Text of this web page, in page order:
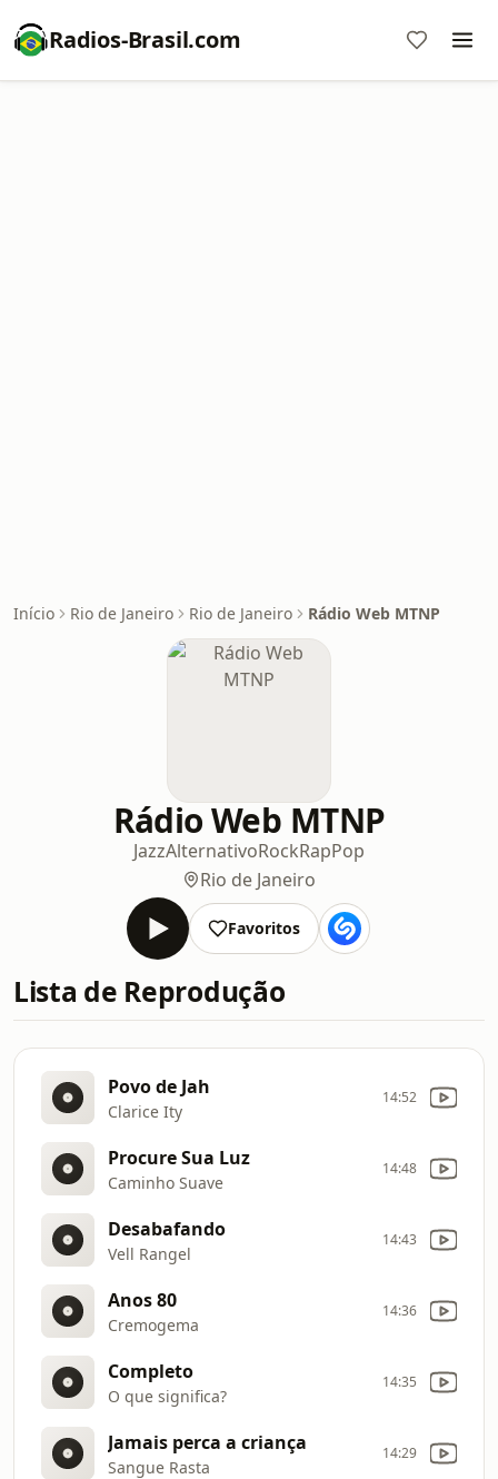
Radios-Brasil.com
Início Rio de Janeiro Rio de Janeiro Rádio Web MTNP
Rádio Web MTNP
JazzAlternativoRockRapPop
Rio de Janeiro
Favoritos
Lista de Reprodução
Povo de Jah
Clarice Ity
14:52
Procure Sua Luz
Caminho Suave
14:48
Desabafando
Vell Rangel
14:43
Anos 80
Cremogema
14:36
Completo
O que significa?
14:35
Jamais perca a criança
Sangue Rasta
14:29